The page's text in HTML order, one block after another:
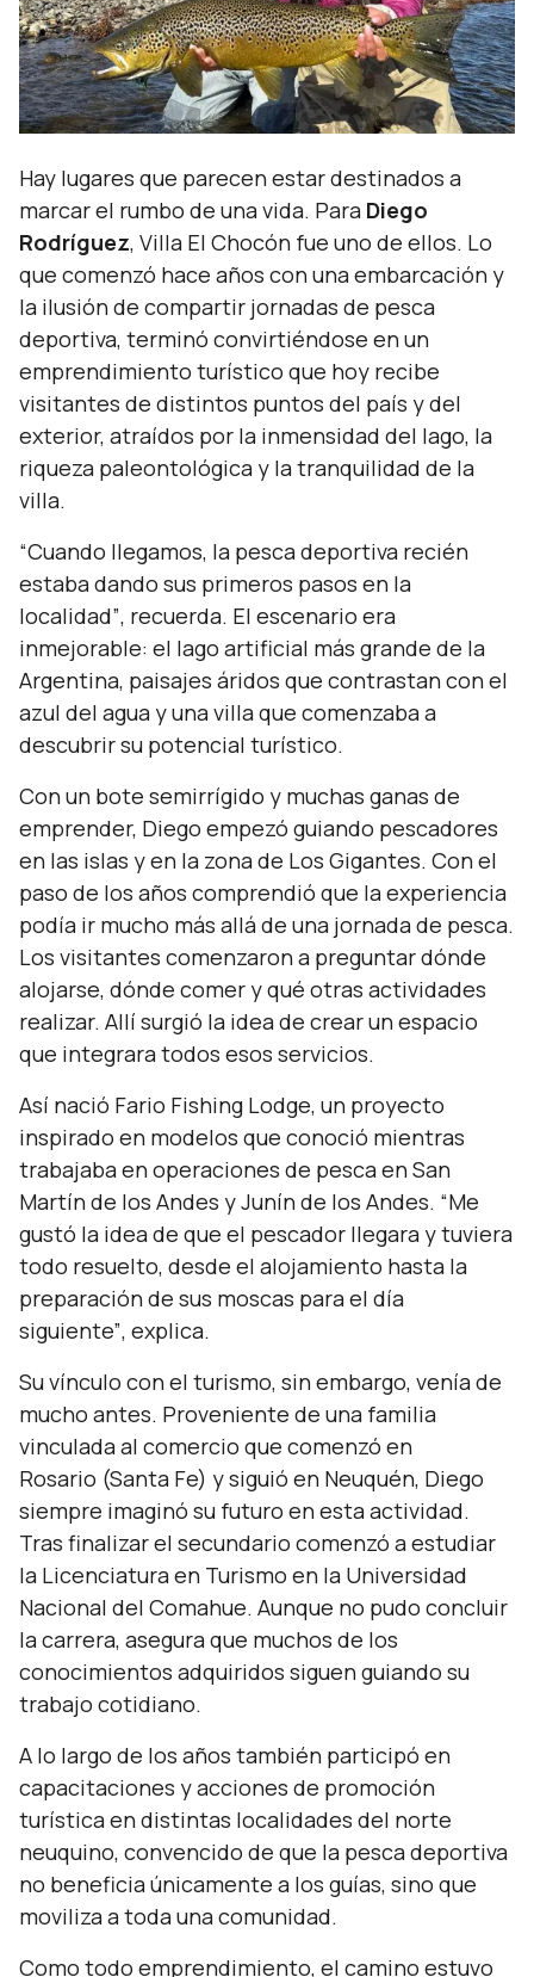
Hay lugares que parecen estar destinados a
marcar el rumbo de una vida. Para Diego
Rodríguez, Villa El Chocón fue uno de ellos. Lo
que comenzó hace años con una embarcación y
la ilusión de compartir jornadas de pesca
deportiva, terminó convirtiéndose en un
emprendimiento turístico que hoy recibe
visitantes de distintos puntos del país y del
exterior, atraídos por la inmensidad del lago, la
riqueza paleontológica y la tranquilidad de la
villa.
“Cuando llegamos, la pesca deportiva recién
estaba dando sus primeros pasos en la
localidad”, recuerda. El escenario era
inmejorable: el lago artificial más grande de la
Argentina, paisajes áridos que contrastan con el
azul del agua y una villa que comenzaba a
descubrir su potencial turístico.
Con un bote semirrígido y muchas ganas de
emprender, Diego empezó guiando pescadores
en las islas y en la zona de Los Gigantes. Con el
paso de los años comprendió que la experiencia
podía ir mucho más allá de una jornada de pesca.
Los visitantes comenzaron a preguntar dónde
alojarse, dónde comer y qué otras actividades
realizar. Allí surgió la idea de crear un espacio
que integrara todos esos servicios.
Así nació Fario Fishing Lodge, un proyecto
inspirado en modelos que conoció mientras
trabajaba en operaciones de pesca en San
Martín de los Andes y Junín de los Andes. “Me
gustó la idea de que el pescador llegara y tuviera
todo resuelto, desde el alojamiento hasta la
preparación de sus moscas para el día
siguiente”, explica.
Su vínculo con el turismo, sin embargo, venía de
mucho antes. Proveniente de una familia
vinculada al comercio que comenzó en
Rosario (Santa Fe) y siguió en Neuquén, Diego
siempre imaginó su futuro en esta actividad.
Tras finalizar el secundario comenzó a estudiar
la Licenciatura en Turismo en la Universidad
Nacional del Comahue. Aunque no pudo concluir
la carrera, asegura que muchos de los
conocimientos adquiridos siguen guiando su
trabajo cotidiano.
A lo largo de los años también participó en
capacitaciones y acciones de promoción
turística en distintas localidades del norte
neuquino, convencido de que la pesca deportiva
no beneficia únicamente a los guías, sino que
moviliza a toda una comunidad.
Como todo emprendimiento, el camino estuvo